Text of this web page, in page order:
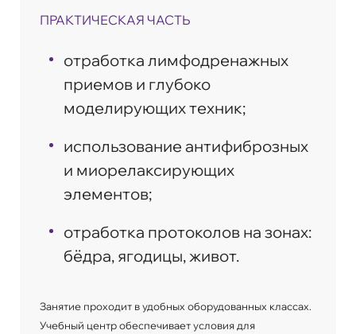
ПРАКТИЧЕСКАЯ ЧАСТЬ
отработка лимфодренажных
приемов и глубоко
моделирующих техник;
использование антифиброзных
и миорелаксирующих
элементов;
отработка протоколов на зонах:
бёдра, ягодицы, живот.
Занятие проходит в удобных оборудованных классах.
Учебный центр обеспечивает условия для